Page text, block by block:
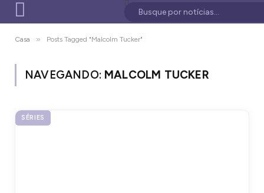
Casa » Posts Tagged "Malcolm Tucker"
NAVEGANDO: MALCOLM TUCKER
SÉRIES